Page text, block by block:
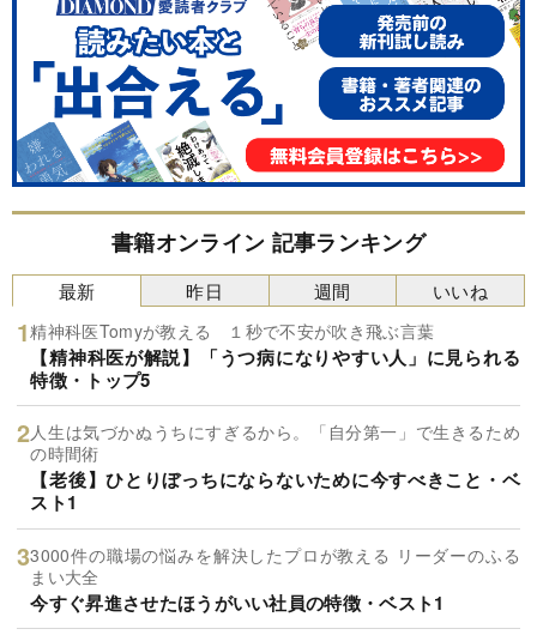
書籍オンライン 記事ランキング
最新
精神科医Tomyが教える １秒で不安が吹き飛ぶ言葉
【精神科医が解説】「うつ病になりやすい人」に見られる
特徴・トップ5
人生は気づかぬうちにすぎるから。「自分第一」で生きるため
の時間術
【老後】ひとりぼっちにならないために今すべきこと・ベ
スト1
3000件の職場の悩みを解決したプロが教える リーダーのふる
まい大全
今すぐ昇進させたほうがいい社員の特徴・ベスト1
昨日 週間 いいね